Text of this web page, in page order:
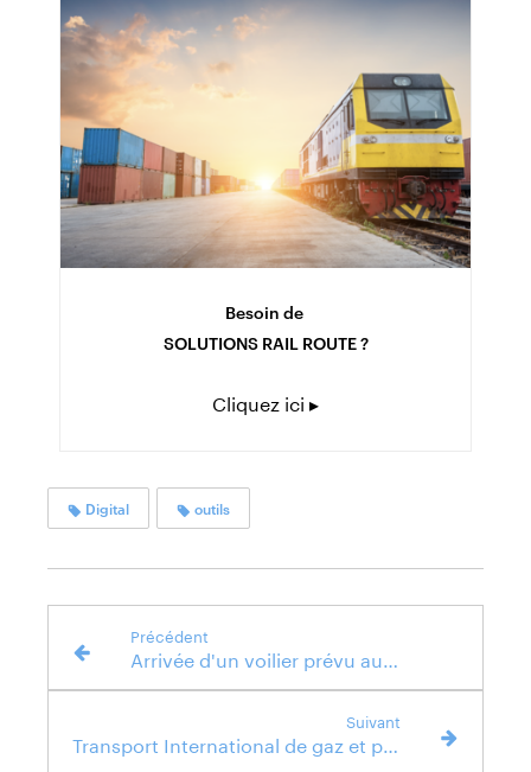
Besoin de
SOLUTIONS RAIL ROUTE ?
Cliquez ici ▸
Digital outils
Précédent
Arrivée d'un voilier prévu au départ de la Transat Jacques Vabre
Suivant
Transport International de gaz et produits gaziers